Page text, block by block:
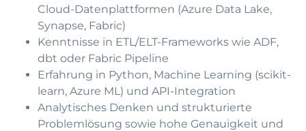
Cloud-Datenplattformen (Azure Data Lake,
Synapse, Fabric)
Kenntnisse in ETL/ELT-Frameworks wie ADF,
dbt oder Fabric Pipeline
Erfahrung in Python, Machine Learning (scikit-
learn, Azure ML) und API-Integration
Analytisches Denken und strukturierte
Problemlösung sowie hohe Genauigkeit und